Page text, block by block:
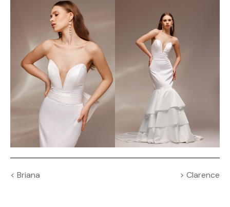
de
< Briana > Clarence